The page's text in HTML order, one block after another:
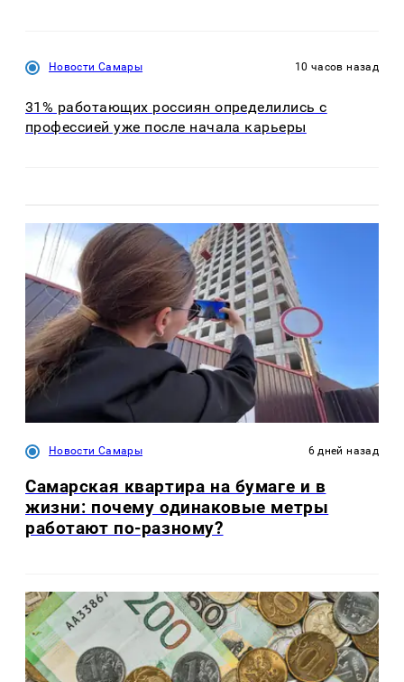
Новости Самары 10 часов назад
31% работающих россиян определились с
профессией уже после начала карьеры
Новости Самары 6 дней назад
Самарская квартира на бумаге и в
жизни: почему одинаковые метры
работают по-разному?